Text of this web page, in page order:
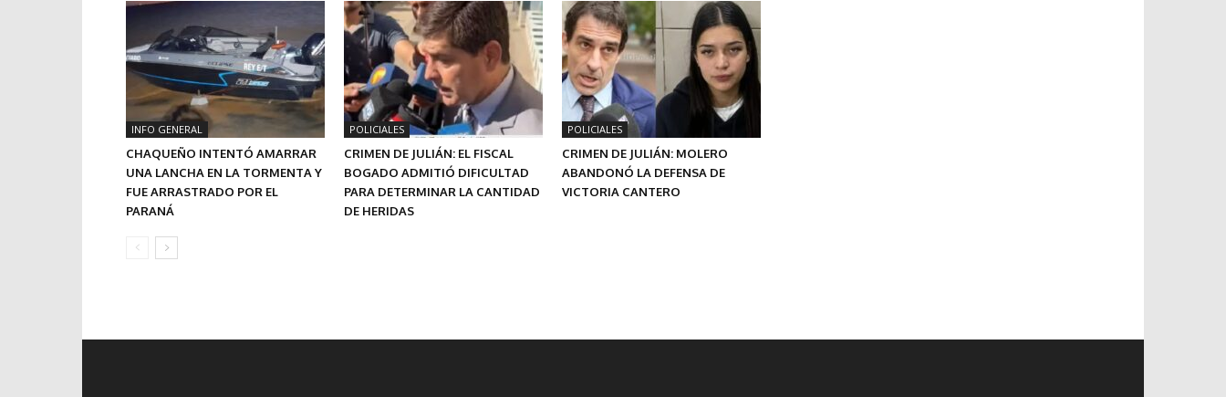
INFO GENERAL
CHAQUEÑO INTENTÓ AMARRAR
UNA LANCHA EN LA TORMENTA Y
FUE ARRASTRADO POR EL
PARANÁ
POLICIALES
CRIMEN DE JULIÁN: EL FISCAL
BOGADO ADMITIÓ DIFICULTAD
PARA DETERMINAR LA CANTIDAD
DE HERIDAS
POLICIALES
CRIMEN DE JULIÁN: MOLERO
ABANDONÓ LA DEFENSA DE
VICTORIA CANTERO